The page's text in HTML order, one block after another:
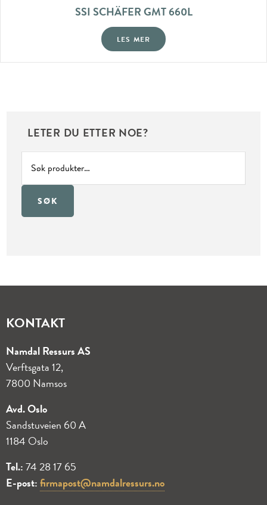
SSI SCHÄFER GMT 660L
LES MER
LETER DU ETTER NOE?
etter:
SØK
KONTAKT
Namdal Ressurs AS
Verftsgata 12,
7800 Namsos
Avd. Oslo
Sandstuveien 60 A
1184 Oslo
Tel.:74 28 17 65
E-post:firmapost@namdalressurs.no